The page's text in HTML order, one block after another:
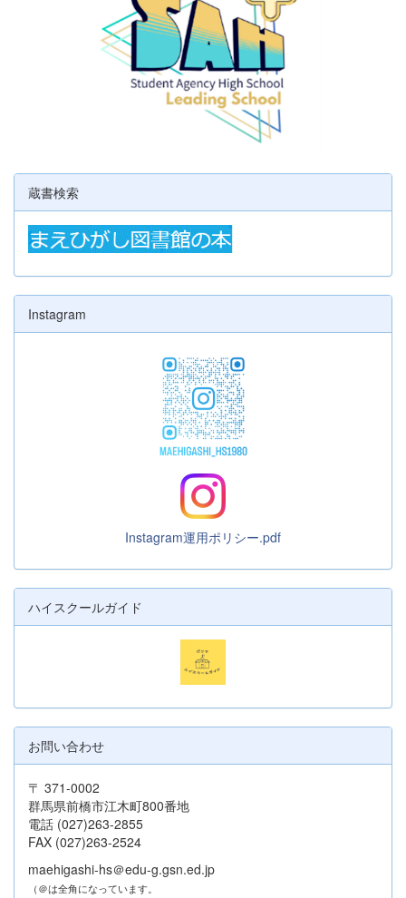
蔵書検索
Instagram
Instagram運用ポリシー.pdf
ハイスクールガイド
お問い合わせ
〒 371-0002
群馬県前橋市江木町800番地
電話 (027)263-2855
FAX (027)263-2524
maehigashi-hs＠edu-g.gsn.ed.jp
（＠は全角になっています。